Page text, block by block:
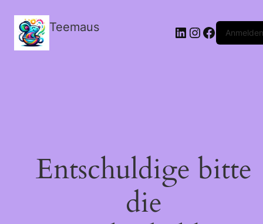
Teemaus LinkedIn
Instagram
FacebookAnmelden
Entschuldige bitte
die